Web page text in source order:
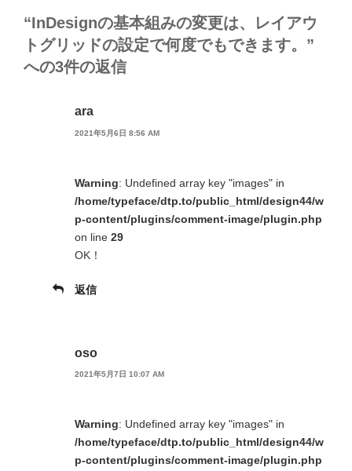
“InDesignの基本組みの変更は、レイアウ
トグリッドの設定で何度でもできます。”
への3件の返信
ara
2021年5月6日 8:56 AM
Warning: Undefined array key "images" in
/home/typeface/dtp.to/public_html/design44/w
p-content/plugins/comment-image/plugin.php
on line 29
OK！
返信
oso
2021年5月7日 10:07 AM
Warning: Undefined array key "images" in
/home/typeface/dtp.to/public_html/design44/w
p-content/plugins/comment-image/plugin.php